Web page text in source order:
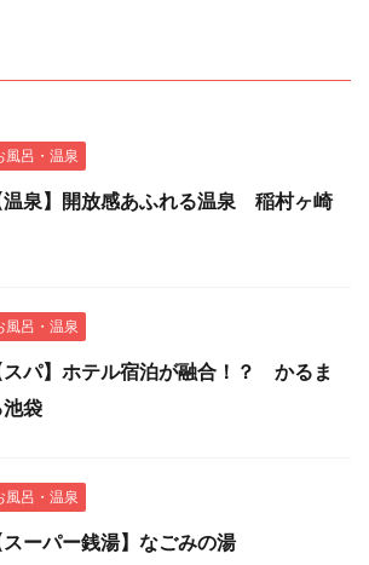
風呂・温泉
温泉】開放感あふれる温泉 稲村ヶ崎
風呂・温泉
スパ】ホテル宿泊が融合！？ かるま
池袋
風呂・温泉
スーパー銭湯】なごみの湯